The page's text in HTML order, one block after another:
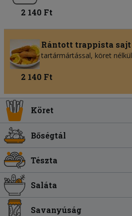
2 140 Ft
Rántott trappista sajt
tartármártással, köret nélkül
2 140 Ft
Köret
Bőségtál
Tészta
Saláta
Savanyúság